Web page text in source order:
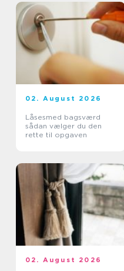
02. August 2026
Låsesmed bagsværd
sådan vælger du den
rette til opgaven
02. August 2026